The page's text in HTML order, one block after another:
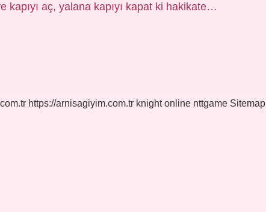
kapıyı aç, yalana kapıyı kapat ki hakikate…
https://arnisagiyim.com.tr knight online nttgame Sitemap